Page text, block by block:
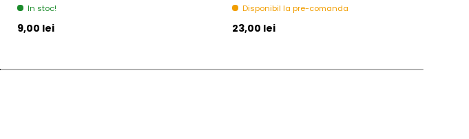
In stoc!
Pret initial
9,00 lei
Disponibil la pre-comanda
Pret initial
23,00 lei